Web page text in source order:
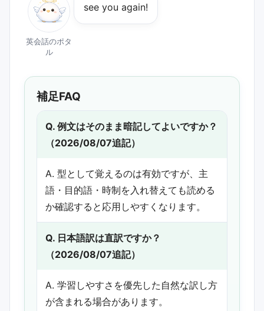
英会話のポタ
ル
see you again!
補足FAQ
Q. 例文はそのまま暗記してよいですか？
（2026/08/07追記）
A. 型として覚えるのは有効ですが、主
語・目的語・時制を入れ替えても読める
か確認すると応用しやすくなります。
Q. 日本語訳は直訳ですか？
（2026/08/07追記）
A. 学習しやすさを優先した自然な訳し方
が含まれる場合があります。